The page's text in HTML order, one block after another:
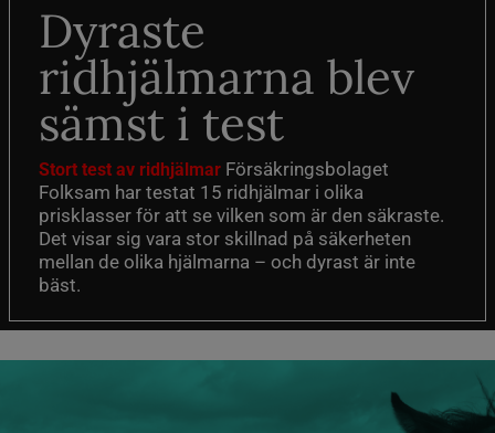
Dyraste
ridhjälmarna blev
sämst i test
Stort test av ridhjälmar Försäkringsbolaget
Folksam har testat 15 ridhjälmar i olika
prisklasser för att se vilken som är den säkraste.
Det visar sig vara stor skillnad på säkerheten
mellan de olika hjälmarna – och dyrast är inte
bäst.